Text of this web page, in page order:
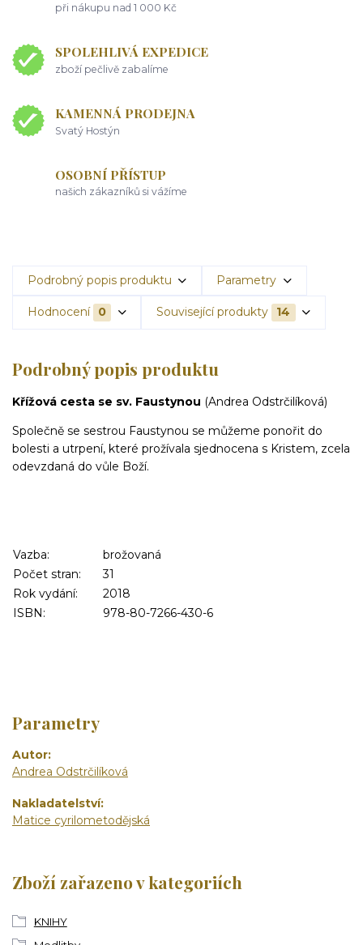
při nákupu nad 1 000 Kč
SPOLEHLIVÁ EXPEDICE
zboží pečlivě zabalíme
KAMENNÁ PRODEJNA
Svatý Hostýn
OSOBNÍ PŘÍSTUP
našich zákazníků si vážíme
Podrobný popis produktu Parametry
Hodnocení 0 Související produkty 14
Podrobný popis produktu
Křížová cesta se sv. Faustynou (Andrea Odstrčilíková)
Společně se sestrou Faustynou se můžeme ponořit do
bolesti a utrpení, které prožívala sjednocena s Kristem, zcela
odevzdaná do vůle Boží.
Vazba:
brožovaná
Počet stran:
31
Rok vydání:
2018
ISBN:
978-80-7266-430-6
Parametry
Autor
Andrea Odstrčilíková
Nakladatelství
Matice cyrilometodějská
Zboží zařazeno v kategoriích
KNIHY